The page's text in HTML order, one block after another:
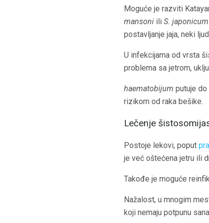
Moguće je razviti
mansoni ili S. japonicum
postavljanje jaja, neki
U infekcijama od vrsta
problema sa jetrom,
haematobijum putuje
rizikom od raka bešike.
Lečenje
Postoje lekovi, poput
je već oštećena jetru ili
Takođe je moguće
Nažalost, u mnogim
koji nemaju potpunu